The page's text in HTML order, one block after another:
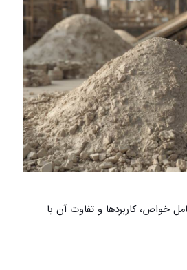
خواص، کاربردها و تفاوت آن با